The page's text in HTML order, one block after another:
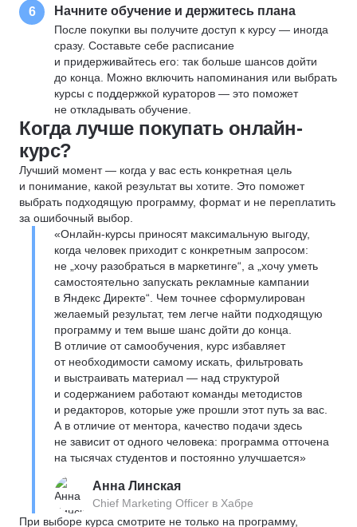
6 Начните обучение и держитесь плана
После покупки вы получите доступ к курсу — иногда
сразу. Составьте себе расписание
и придерживайтесь его: так больше шансов дойти
до конца. Можно включить напоминания или выбрать
курсы с поддержкой кураторов — это поможет
не откладывать обучение.
Когда лучше покупать онлайн-
курс?
Лучший момент — когда у вас есть конкретная цель
и понимание, какой результат вы хотите. Это поможет
выбрать подходящую программу, формат и не переплатить
за ошибочный выбор.
«Онлайн-курсы приносят максимальную выгоду,
когда человек приходит с конкретным запросом:
не „хочу разобраться в маркетинге“, а „хочу уметь
самостоятельно запускать рекламные кампании
в Яндекс Директе“. Чем точнее сформулирован
желаемый результат, тем легче найти подходящую
программу и тем выше шанс дойти до конца.
В отличие от самообучения, курс избавляет
от необходимости самому искать, фильтровать
и выстраивать материал — над структурой
и содержанием работают команды методистов
и редакторов, которые уже прошли этот путь за вас.
А в отличие от ментора, качество подачи здесь
не зависит от одного человека: программа отточена
на тысячах студентов и постоянно улучшается»
Анна Линская
Chief Marketing Officer в Хабре
При выборе курса смотрите не только на программу,